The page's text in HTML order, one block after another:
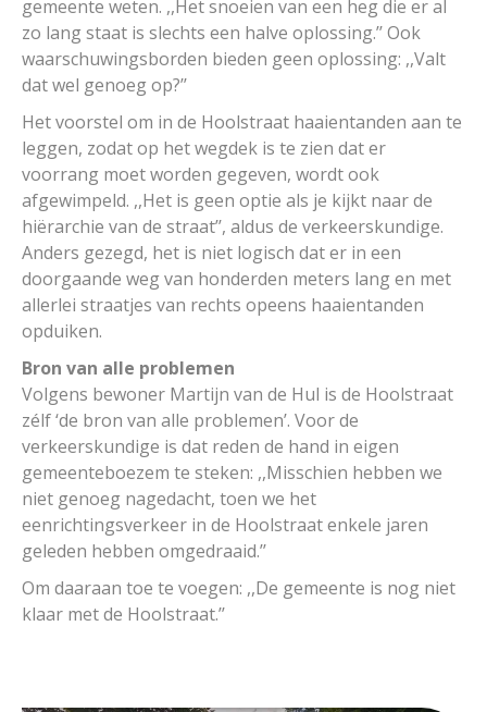
gemeente weten. ,,Het snoeien van een heg die er al
zo lang staat is slechts een halve oplossing.’’ Ook
waarschuwingsborden bieden geen oplossing: ,,Valt
dat wel genoeg op?’’
Het voorstel om in de Hoolstraat haaientanden aan te
leggen, zodat op het wegdek is te zien dat er
voorrang moet worden gegeven, wordt ook
afgewimpeld. ,,Het is geen optie als je kijkt naar de
hiërarchie van de straat’’, aldus de verkeerskundige.
Anders gezegd, het is niet logisch dat er in een
doorgaande weg van honderden meters lang en met
allerlei straatjes van rechts opeens haaientanden
opduiken.
Bron van alle problemen
Volgens bewoner Martijn van de Hul is de Hoolstraat
zélf ‘de bron van alle problemen’. Voor de
verkeerskundige is dat reden de hand in eigen
gemeenteboezem te steken: ,,Misschien hebben we
niet genoeg nagedacht, toen we het
eenrichtingsverkeer in de Hoolstraat enkele jaren
geleden hebben omgedraaid.’’
Om daaraan toe te voegen: ,,De gemeente is nog niet
klaar met de Hoolstraat.’’